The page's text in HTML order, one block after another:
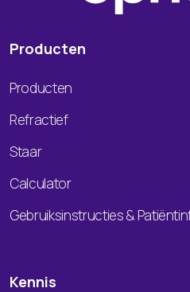
Producten
Producten
Refractief
Staar
Calculator
Gebruiksinstructies &
Kennis